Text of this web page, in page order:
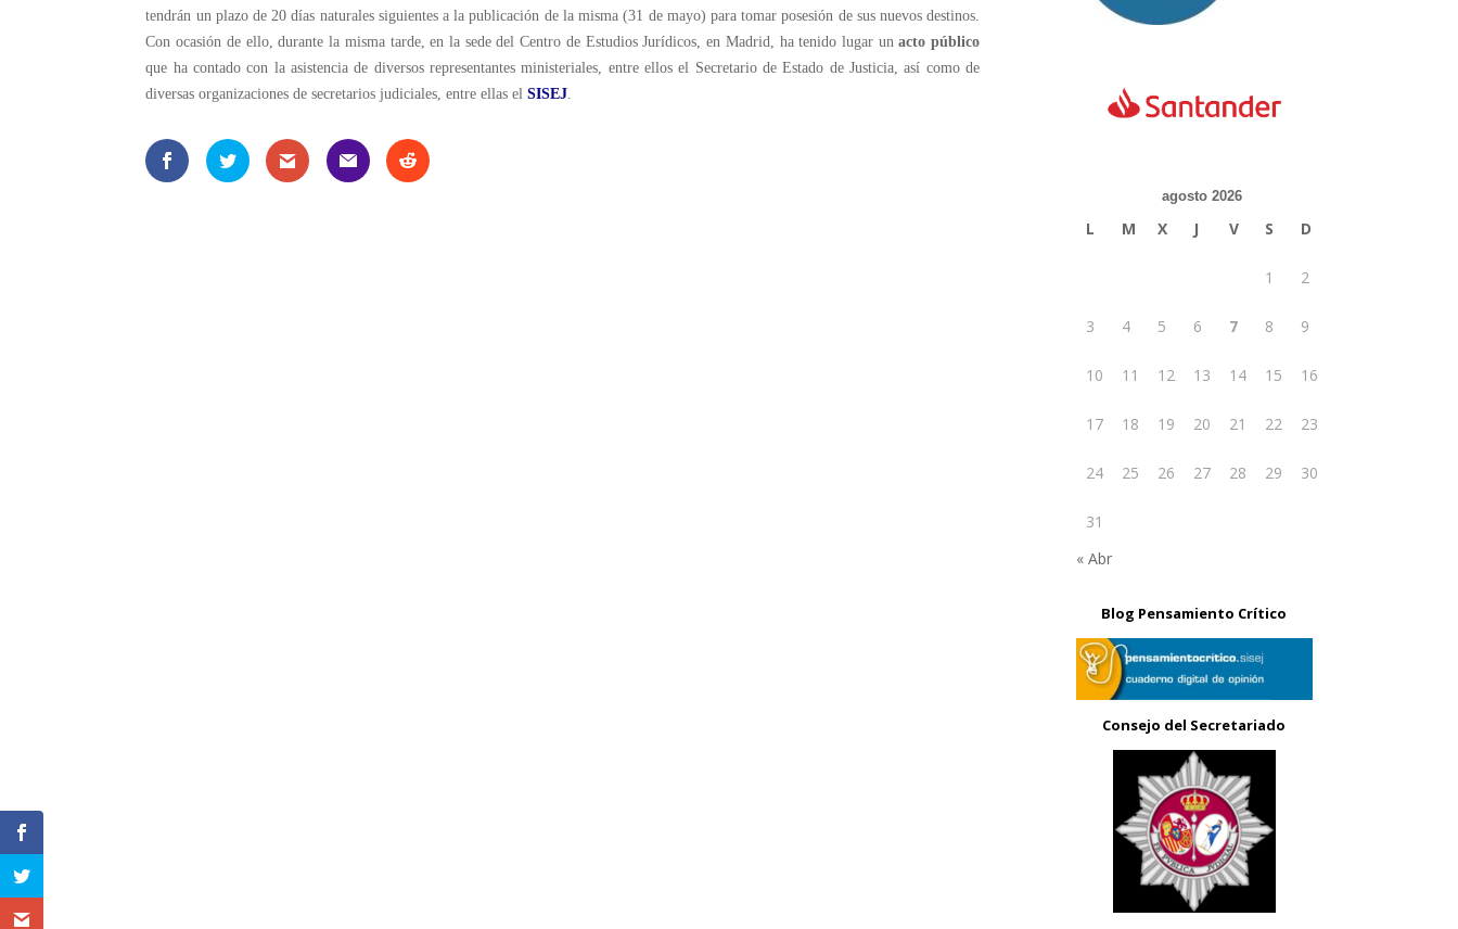
tendrán un plazo de 20 días naturales siguientes a la publicación de la misma (31 de mayo) para tomar posesión de sus nuevos destinos.
Con ocasión de ello, durante la misma tarde, en la sede del Centro de Estudios Jurídicos, en Madrid, ha tenido lugar unacto público
que ha contado con la asistencia de diversos representantes ministeriales, entre ellos el Secretario de Estado de Justicia, así como de
diversas organizaciones de secretarios judiciales, entre ellas elSISEJ.
agosto 2026
L M X J V S D
1 2
3 4 5 6 7 8 9
10 11 12 13 14 15 16
17 18 19 20 21 22 23
24 25 26 27 28 29 30
31
« Abr
Blog Pensamiento Crítico
Consejo del Secretariado